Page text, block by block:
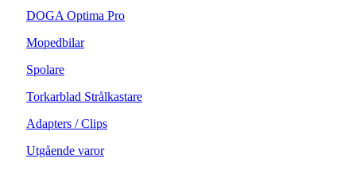
DOGA Optima Pro
Mopedbilar
Spolare
Torkarblad Strålkastare
Adapters / Clips
Utgående varor